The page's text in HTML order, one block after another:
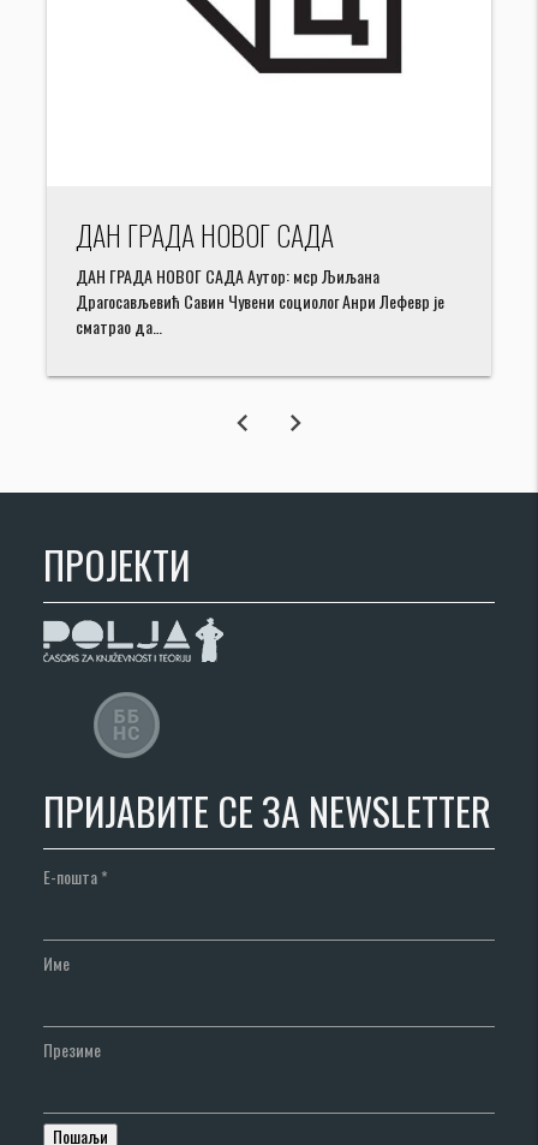
ДАН ГРАДА НОВОГ САДА
ДАН ГРАДА НОВОГ САДА Аутор: мср Љиљана
Драгосављевић Савин Чувени социолог Анри Лефевр је
сматрао да…
chevron_left chevron_right
ПРОЈЕКТИ
ПРИЈАВИТЕ СЕ ЗА NEWSLETTER
Е-пошта*
Име
Презиме